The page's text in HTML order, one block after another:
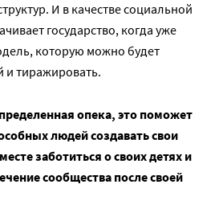
И в качестве социальной
государство, когда уже
которую можно будет
и тиражировать.
опека, это поможет
людей создавать свои
заботиться о своих детях и
сообщества после своей